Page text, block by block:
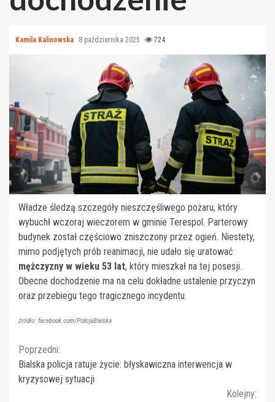
Kamila Kalinowska 8 października 2025 724
Władze śledzą szczegóły nieszczęśliwego pożaru, który
wybuchł wczoraj wieczorem w gminie Terespol. Parterowy
budynek został częściowo zniszczony przez ogień. Niestety,
mimo podjętych prób reanimacji, nie udało się uratować
mężczyzny w wieku 53 lat, który mieszkał na tej posesji.
Obecne dochodzenie ma na celu dokładne ustalenie przyczyn
oraz przebiegu tego tragicznego incydentu.
źródło: facebook.com/PolicjaBialska
Continue
Reading
Poprzedni:
Bialska policja ratuje życie: błyskawiczna interwencja w
kryzysowej sytuacji
Kolejny: